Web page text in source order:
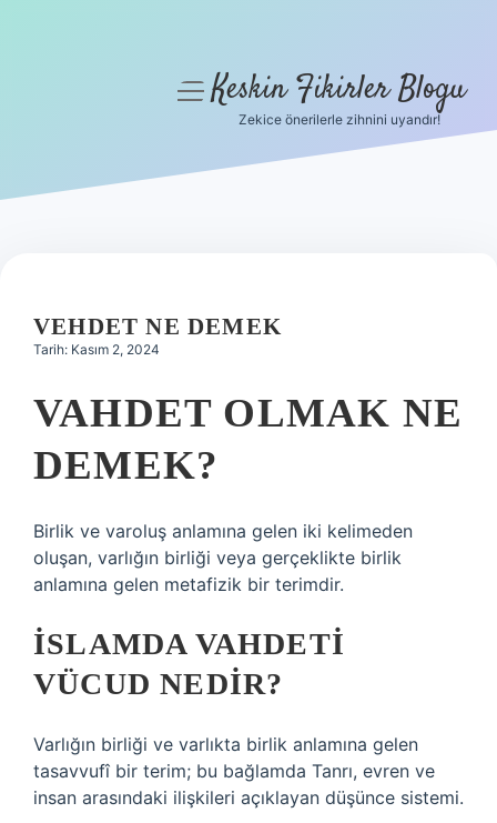
Hakkımızda
menüyüKeskin Fikirler Blogu
Zekice önerilerle zihnini uyandır!
VEHDET NE DEMEK
Tarih: Kasım 2, 2024
VAHDET OLMAK NE
DEMEK?
Birlik ve varoluş anlamına gelen iki kelimeden
oluşan, varlığın birliği veya gerçeklikte birlik
anlamına gelen metafizik bir terimdir.
İSLAMDA VAHDETI
VÜCUD NEDIR?
Varlığın birliği ve varlıkta birlik anlamına gelen
tasavvufî bir terim; bu bağlamda Tanrı, evren ve
insan arasındaki ilişkileri açıklayan düşünce sistemi.